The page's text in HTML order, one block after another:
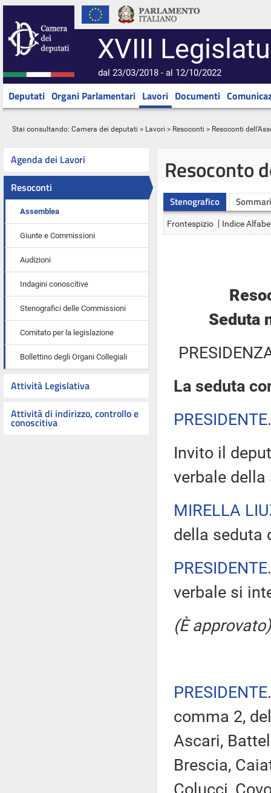
XVIII
dal 23/03/2018 - al 12/10/2022
Deputati Organi Parlamentari Lavori Documenti
Stai consultando: Camera dei deputati > Lavori > Resoconti > Resoconti
Agenda dei Lavori
Resoconti
Assemblea
Giunte e Commissioni
Audizioni
Indagini conoscitive
Stenografici delle Commissioni
Comitato per la legislazione
Bollettino degli Organi Collegiali
Attività Legislativa
Attività di indirizzo, controllo e
conoscitiva
Resoconto
Stenografico
Frontespizio Indice
Seduta
La seduta
PRESIDENTE
Invito il
verbale della
MIRELLA
della seduta
PRESIDENTE
verbale si
(È approvato)
PRESIDENTE
comma 2,
Ascari,
Brescia,